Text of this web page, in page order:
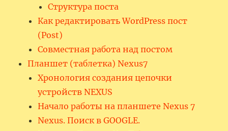
Структура поста
Как редактировать WordPress пост
(Post)
Совместная работа над постом
Планшет (таблетка) Nexus7
Хронология создания цепочки
устройств NEXUS
Начало работы на планшете Nexus 7
Nexus. Поиск в GOOGLE.